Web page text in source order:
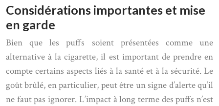
Considérations importantes et mise
en garde
Bien que les puffs soient présentées comme une
alternative à la cigarette, il est important de prendre en
compte certains aspects liés à la santé et à la sécurité. Le
goût brûlé, en particulier, peut être un signe d’alerte qu’il
ne faut pas ignorer. L’impact à long terme des puffs n’est